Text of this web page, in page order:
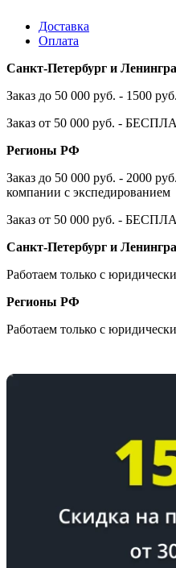
Доставка
Оплата
Санкт-Петербург и
Заказ до 50 000 руб. - 1500
Заказ от 50 000 руб. -
Регионы РФ
Заказ до 50 000 руб. - 2000
компании с экспедированием
Заказ от 50 000 руб. -
Санкт-Петербург и
Работаем только с
Регионы РФ
Работаем только с